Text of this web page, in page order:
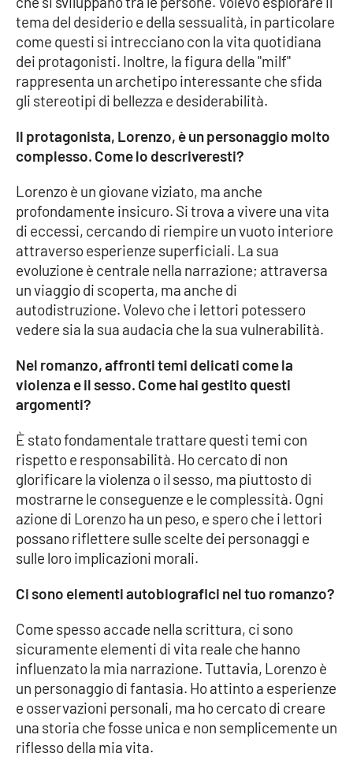
SPECIALI
Buona Sanità Calabria
LA
CALABRIAVISIONE
Destinazioni
Food
Storie
LAC
NETWORK
Lacplay.it
Laconair.it
Lacitymag.it
Lacapitalenews.it
Ilreggino.it
Cosenzachannel.it
Ilvibonese.it
Catanzarochannel.it
APP
tema del desiderio e della sessualità, in particolare
come questi si intrecciano con la vita quotidiana
dei protagonisti. Inoltre, la figura della "milf"
rappresenta un archetipo interessante che sfida
gli stereotipi di bellezza e desiderabilità.
Il protagonista, Lorenzo, è un personaggio molto
complesso. Come lo descriveresti?
Lorenzo è un giovane viziato, ma anche
profondamente insicuro. Si trova a vivere una vita
di eccessi, cercando di riempire un vuoto interiore
attraverso esperienze superficiali. La sua
evoluzione è centrale nella narrazione; attraversa
un viaggio di scoperta, ma anche di
autodistruzione. Volevo che i lettori potessero
vedere sia la sua audacia che la sua vulnerabilità.
Nel romanzo, affronti temi delicati come la
violenza e il sesso. Come hai gestito questi
argomenti?
È stato fondamentale trattare questi temi con
rispetto e responsabilità. Ho cercato di non
glorificare la violenza o il sesso, ma piuttosto di
mostrarne le conseguenze e le complessità. Ogni
azione di Lorenzo ha un peso, e spero che i lettori
possano riflettere sulle scelte dei personaggi e
sulle loro implicazioni morali.
Ci sono elementi autobiografici nel tuo romanzo?
Come spesso accade nella scrittura, ci sono
sicuramente elementi di vita reale che hanno
influenzato la mia narrazione. Tuttavia, Lorenzo è
un personaggio di fantasia. Ho attinto a esperienze
e osservazioni personali, ma ho cercato di creare
una storia che fosse unica e non semplicemente un
riflesso della mia vita.